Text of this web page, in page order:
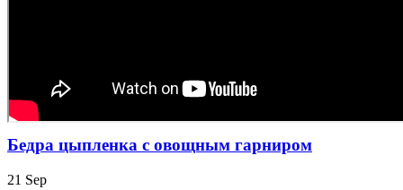
Бедра цыпленка с овощным гарниром
21 Sep